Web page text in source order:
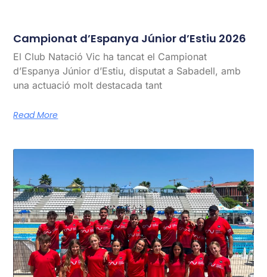
Campionat d’Espanya Júnior d’Estiu 2026
El Club Natació Vic ha tancat el Campionat
d’Espanya Júnior d’Estiu, disputat a Sabadell, amb
una actuació molt destacada tant
Read More